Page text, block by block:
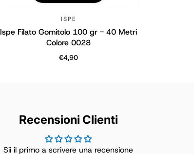
ISPE
Ispe Filato Gomitolo 100 gr - 40 Metri
Colore 0028
Prezzo normale
€4,90
Recensioni Clienti
Sii il primo a scrivere una recensione